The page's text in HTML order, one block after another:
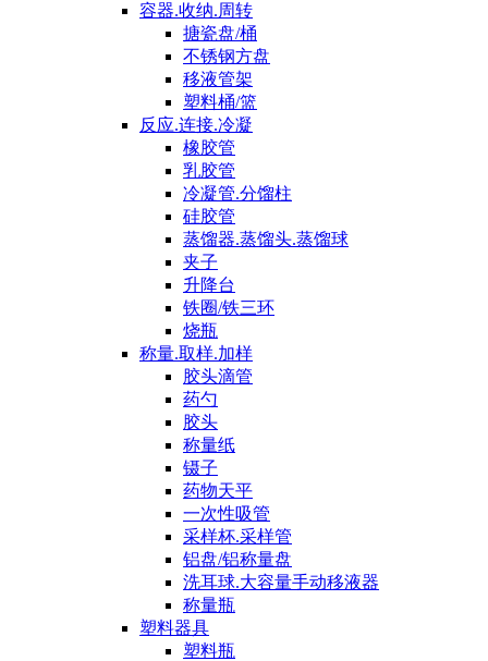
容器.收纳.周转
搪瓷盘/桶
不锈钢方盘
移液管架
塑料桶/篮
反应.连接.冷凝
橡胶管
乳胶管
冷凝管.分馏柱
硅胶管
蒸馏器.蒸馏头.蒸馏球
夹子
升降台
铁圈/铁三环
烧瓶
称量.取样.加样
胶头滴管
药勺
胶头
称量纸
镊子
药物天平
一次性吸管
采样杯.采样管
铝盘/铝称量盘
洗耳球.大容量手动移液器
称量瓶
塑料器具
塑料瓶